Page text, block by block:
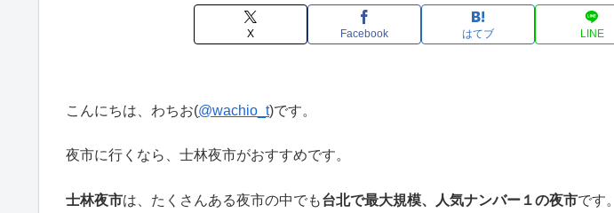
X Facebook はてブ LINE
こんにちは、わちお(@wachio_t)です。
夜市に行くなら、士林夜市がおすすめです。
士林夜市は、たくさんある夜市の中でも台北で最大規模、人気ナンバー１の夜市です。